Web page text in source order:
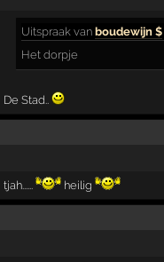
Uitspraak vanboudewijn $
Het dorpje
De Stad..
tjah...... heilig